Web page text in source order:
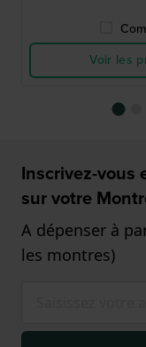
Voir les
Inscrivez-vous
sur votre
A dépenser à
les montres)